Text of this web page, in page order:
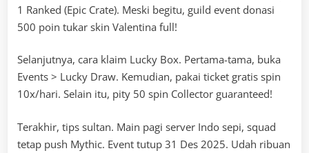
1 Ranked (Epic Crate). Meski begitu, guild event donasi
500 poin tukar skin Valentina full!
Selanjutnya, cara klaim Lucky Box. Pertama-tama, buka
Events > Lucky Draw. Kemudian, pakai ticket gratis spin
10x/hari. Selain itu, pity 50 spin Collector guaranteed!
Terakhir, tips sultan. Main pagi server Indo sepi, squad
tetap push Mythic. Event tutup 31 Des 2025. Udah ribuan